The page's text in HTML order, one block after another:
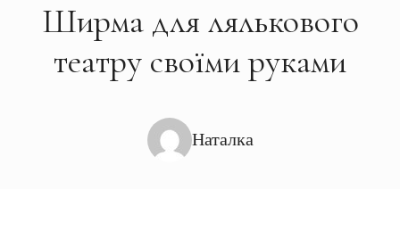
Ширма для лялькового
театру своїми руками
Наталка